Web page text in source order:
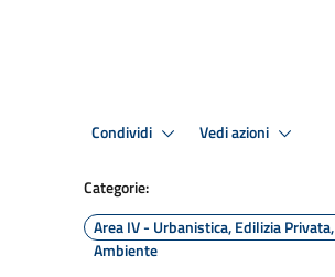
Condividi Vedi azioni
Categorie:
Area IV - Urbanistica, Edilizia Privata,
Ambiente